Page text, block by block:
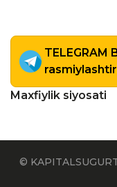
TELEGRAM
Maxfiylik siyosati
©